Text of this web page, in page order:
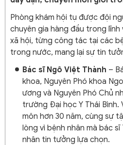
Phòng khám hội tụ được đội
chuyên gia hàng đầu trong lĩnh
xã hội, từng công tác tại các
trong nước, mang lại sự tin
Bác sĩ Ngô Việt Thành –
khoa, Nguyên Phó khoa
ương và Nguyên Phó Chủ
trường Đại học Y Thái Bình.
môn hơn 30 năm, cùng sự
lòng vì bệnh nhân mà bác
nhân tin tưởng lựa chọn.